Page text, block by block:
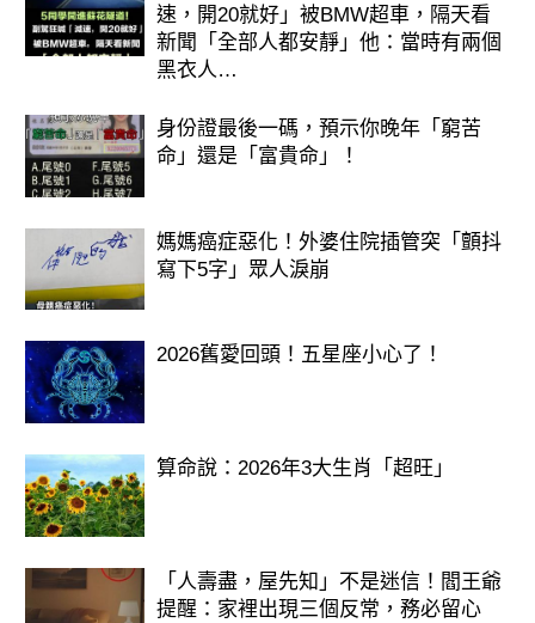
速，開20就好」被BMW超車，隔天看
新聞「全部人都安靜」他：當時有兩個
黑衣人…
身份證最後一碼，預示你晚年「窮苦
命」還是「富貴命」！
媽媽癌症惡化！外婆住院插管突「顫抖
寫下5字」眾人淚崩
2026舊愛回頭！五星座小心了！
算命說：2026年3大生肖「超旺」
「人壽盡，屋先知」不是迷信！閻王爺
提醒：家裡出現三個反常，務必留心